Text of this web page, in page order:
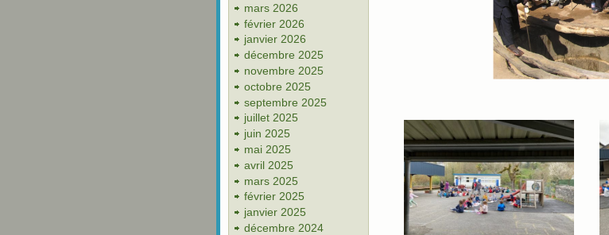
mars 2026
février 2026
janvier 2026
décembre 2025
novembre 2025
octobre 2025
septembre 2025
juillet 2025
juin 2025
mai 2025
avril 2025
mars 2025
février 2025
janvier 2025
décembre 2024